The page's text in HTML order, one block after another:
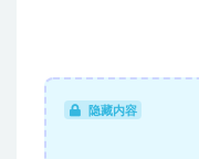
隐藏内容